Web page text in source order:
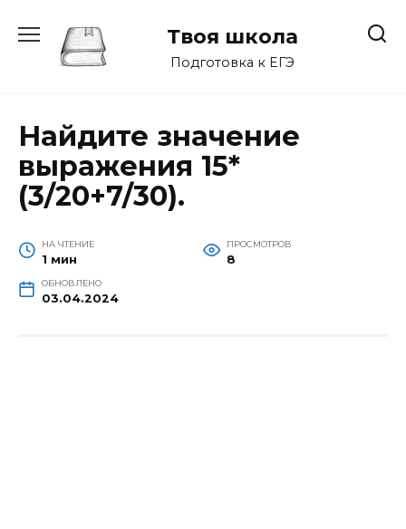
содержанию
Твоя школа
Подготовка к ЕГЭ
Найдите значение
выражения 15*
(3/20+7/30).
НА ЧТЕНИЕ
1 мин
ПРОСМОТРОВ
8
ОБНОВЛЕНО
03.04.2024